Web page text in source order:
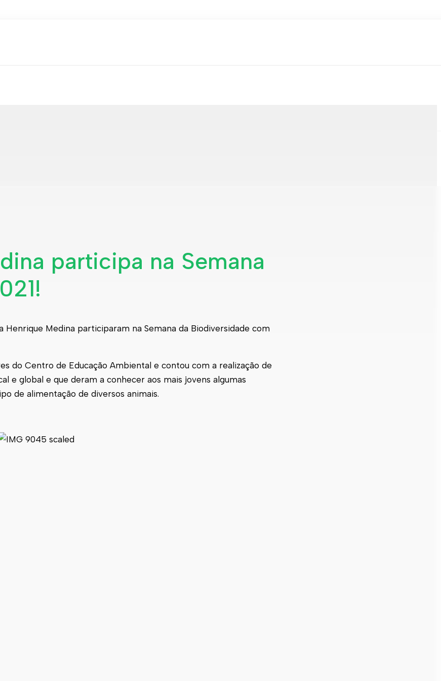
participa na Semana
Henrique Medina participaram na Semana da Biodiversidade com
do Centro de Educação Ambiental e contou com a realização de
e global e que deram a conhecer aos mais jovens algumas
de alimentação de diversos animais.